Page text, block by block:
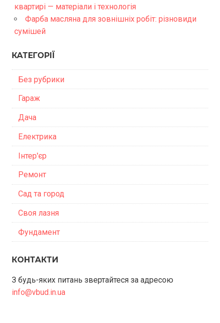
квартирі — матеріали і технологія
Фарба масляна для зовнішніх робіт: різновиди
сумішей
КАТЕГОРІЇ
Без рубрики
Гараж
Дача
Електрика
Інтер'єр
Ремонт
Сад та город
Своя лазня
Фундамент
КОНТАКТИ
З будь-яких питань звертайтеся за адресою
info@vbud.in.ua